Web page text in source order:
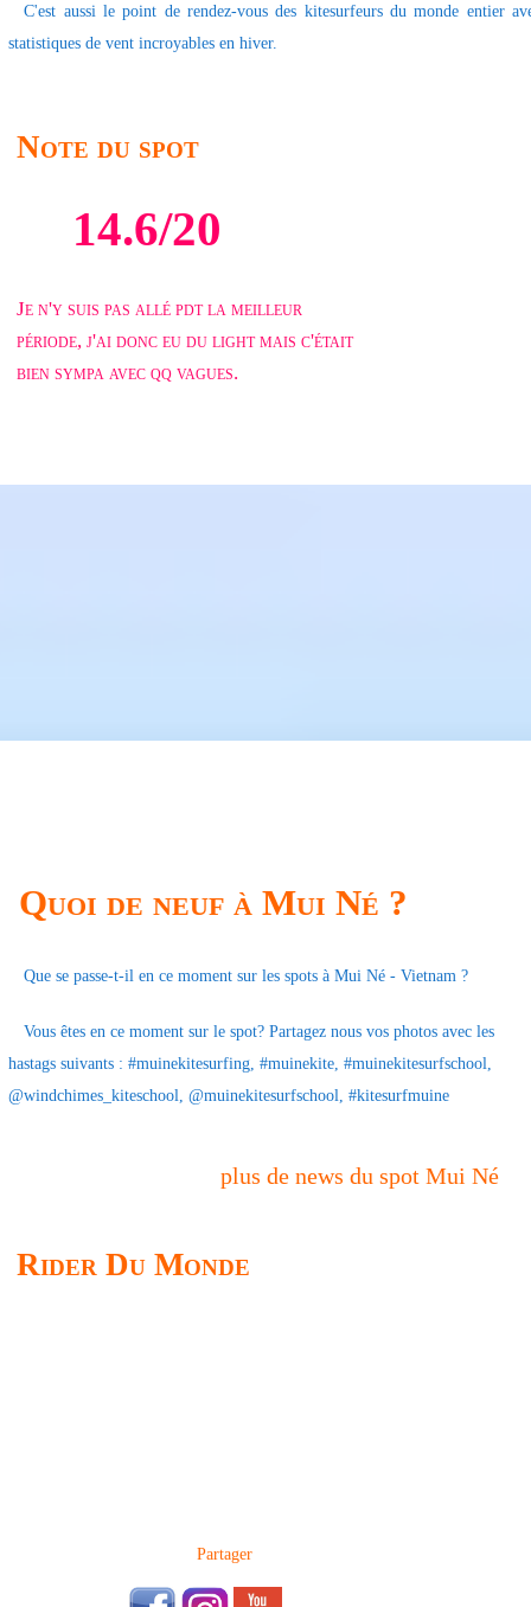
C'est aussi le point de rendez-vous des kitesurfeurs du monde entier
statistiques de vent incroyables en hiver.
Note du spot
14.6/20
Je n'y suis pas allé pdt la meilleur
période, j'ai donc eu du light mais c'était
bien sympa avec qq vagues.
Quoi de neuf à Mui Né ?
Que se passe-t-il en ce moment sur les spots à Mui Né - Vietnam ?
Vous êtes en ce moment sur le spot? Partagez nous vos photos avec les
hastags suivants : #muinekitesurfing, #muinekite, #muinekitesurfschool,
@windchimes_kiteschool, @muinekitesurfschool, #kitesurfmuine
plus de news du spot Mui Né
Rider Du Monde
Partager